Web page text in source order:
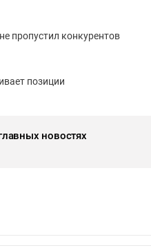
пропустил конкурентов
позиции
новостях